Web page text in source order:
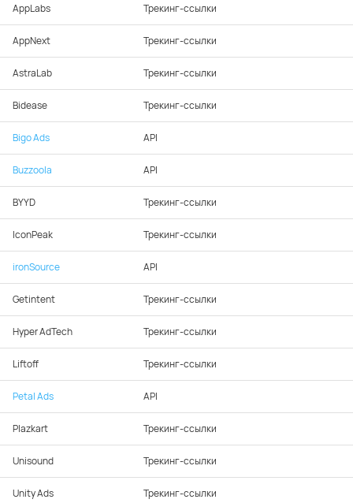
AppLabs Трекинг-ссылки
AppNext Трекинг-ссылки
AstraLab Трекинг-ссылки
Bidease Трекинг-ссылки
Bigo Ads API
Buzzoola API
BYYD Трекинг-ссылки
IconPeak Трекинг-ссылки
ironSource API
Getintent Трекинг-ссылки
Hyper AdTech Трекинг-ссылки
Liftoff Трекинг-ссылки
Petal Ads API
Plazkart Трекинг-ссылки
Unisound Трекинг-ссылки
Unity Ads Трекинг-ссылки